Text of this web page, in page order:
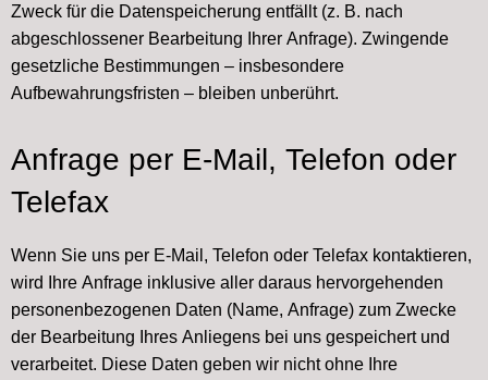
Zweck für die Datenspeicherung entfällt (z. B. nach
abgeschlossener Bearbeitung Ihrer Anfrage). Zwingende
gesetzliche Bestimmungen – insbesondere
Aufbewahrungsfristen – bleiben unberührt.
Anfrage per E-Mail, Telefon oder
Telefax
Wenn Sie uns per E-Mail, Telefon oder Telefax kontaktieren,
wird Ihre Anfrage inklusive aller daraus hervorgehenden
personenbezogenen Daten (Name, Anfrage) zum Zwecke
der Bearbeitung Ihres Anliegens bei uns gespeichert und
verarbeitet. Diese Daten geben wir nicht ohne Ihre